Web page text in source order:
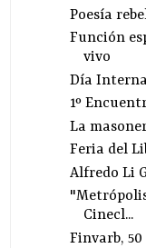
Poesía
Función
vivo
Día
1º
La
Feria del
Alfredo Li
Cinecl...
Finvarb,